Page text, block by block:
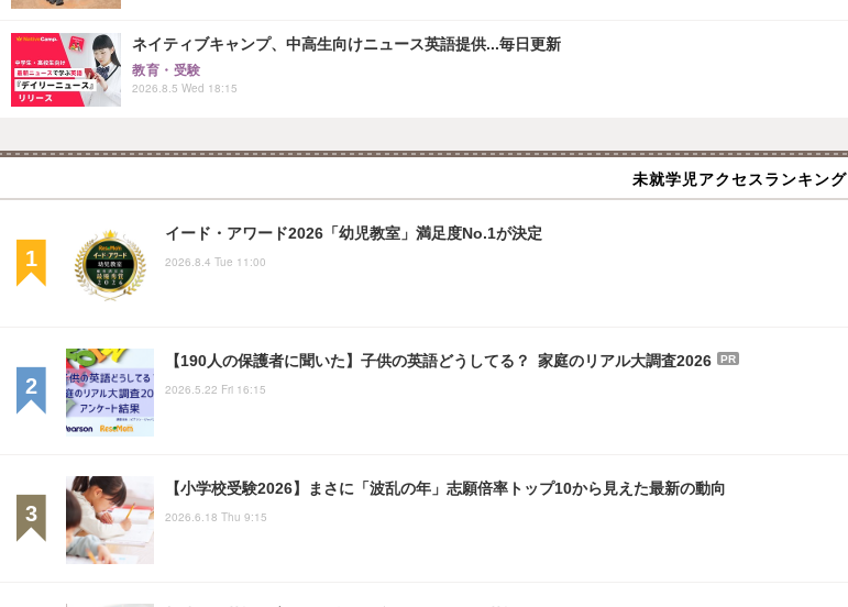
ネイティブキャンプ、中高生向けニュース英語提供...毎日更新
教育・受験
2026.8.5 Wed 18:15
未就学児アクセスランキング
イード・アワード2026「幼児教室」満足度No.1が決定
2026.8.4 Tue 11:00
【190人の保護者に聞いた】子供の英語どうしてる？ 家庭のリアル大調査2026 PR
2026.5.22 Fri 16:15
【小学校受験2026】まさに「波乱の年」志願倍率トップ10から見えた最新の動向
2026.6.18 Thu 9:15